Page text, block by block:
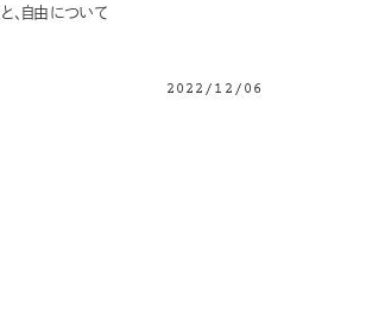
、自由について
2022/12/06